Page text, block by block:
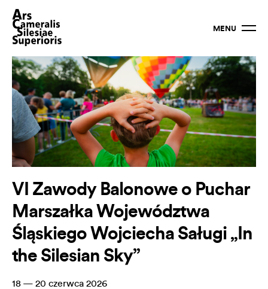
MENU
VI Zawody Balonowe o Puchar
Marszałka Województwa
Śląskiego Wojciecha Saługi „In
the Silesian Sky”
18 — 20 czerwca 2026